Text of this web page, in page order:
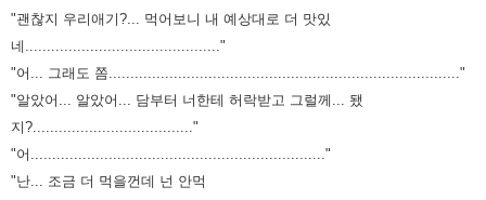
"괜찮지 우리애기?... 먹어보니 내 예상대로 더 맛있
네............................................."
"어... 그래도 쫌................................................................................."
"알았어... 알았어... 담부터 너한테 허락받고 그럴께... 됐
지?....................................."
"어...................................................................."
"난... 조금 더 먹을껀데 넌 안먹